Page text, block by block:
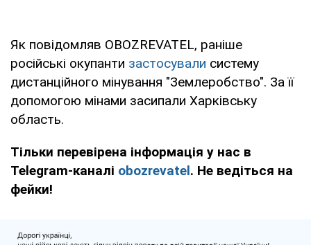
Як повідомляв OBOZREVATEL, раніше
російські окупанти застосували систему
дистанційного мінування "Землеробство". За її
допомогою мінами засипали Харківську
область.
Тільки перевірена інформація у нас в
Telegram-каналі obozrevatel. Не ведіться на
фейки!